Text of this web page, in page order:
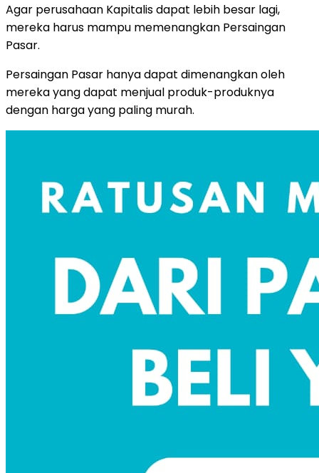
Agar perusahaan Kapitalis dapat lebih besar lagi,
mereka harus mampu memenangkan Persaingan
Pasar.
Persaingan Pasar hanya dapat dimenangkan oleh
mereka yang dapat menjual produk-produknya
dengan harga yang paling murah.